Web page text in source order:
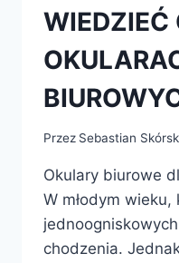
WIEDZIEĆ
Przez Sebastian
Okulary biurowe
W młodym
chodzenia.